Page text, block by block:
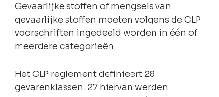
Gevaarlijke stoffen of mengsels van
gevaarlijke stoffen moeten volgens de CLP
voorschriften ingedeeld worden in één of
meerdere categorieën.
Het CLP reglement definieert 28
gevarenklassen. 27 hiervan werden